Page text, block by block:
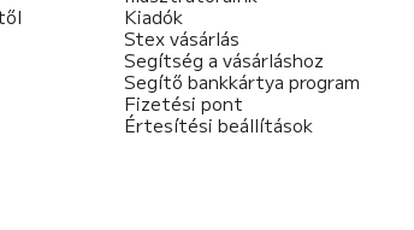
Kiadók
Stex vásárlás
Segítség a vásárláshoz
Segítő bankkártya program
Fizetési pont
Értesítési beállítások